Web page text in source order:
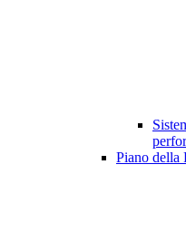
Piano della